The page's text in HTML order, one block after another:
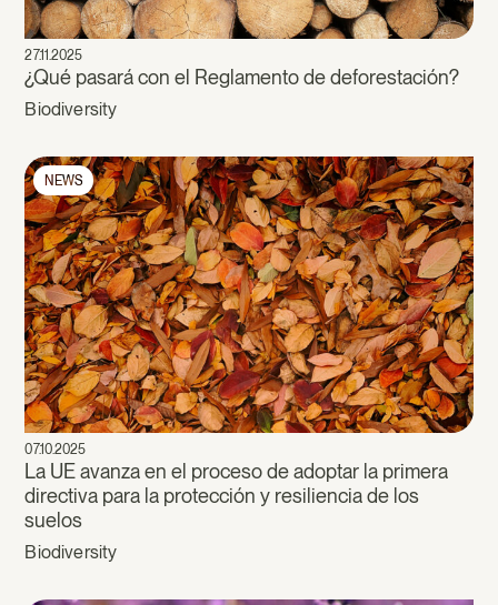
27.11.2025
¿Qué pasará con el Reglamento de deforestación?
Biodiversity
NEWS
07.10.2025
La UE avanza en el proceso de adoptar la primera
directiva para la protección y resiliencia de los
suelos
Biodiversity